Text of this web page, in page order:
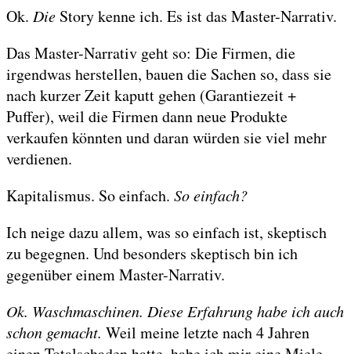
Ok. Die Story kenne ich. Es ist das Master-Narrativ.
Das Master-Narrativ geht so: Die Firmen, die
irgendwas herstellen, bauen die Sachen so, dass sie
nach kurzer Zeit kaputt gehen (Garantiezeit +
Puffer), weil die Firmen dann neue Produkte
verkaufen könnten und daran würden sie viel mehr
verdienen.
Kapitalismus. So einfach. So einfach?
Ich neige dazu allem, was so einfach ist, skeptisch
zu begegnen. Und besonders skeptisch bin ich
gegenüber einem Master-Narrativ.
Ok. Waschmaschinen. Diese Erfahrung habe ich auch
schon gemacht. Weil meine letzte nach 4 Jahren